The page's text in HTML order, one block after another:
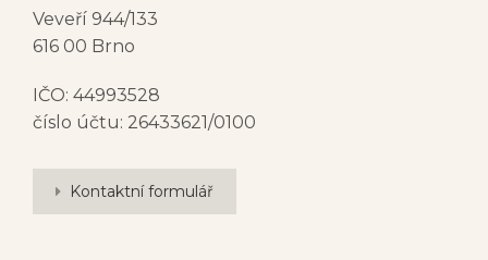
Veveří 944/133
616 00 Brno
IČO: 44993528
číslo účtu: 26433621/0100
Kontaktní formulář